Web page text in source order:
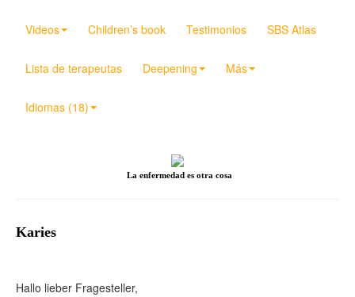
Videos Children’s book Testimonios SBS Atlas
Lista de terapeutas Deepening Más
Idiomas (18)
La enfermedad es otra cosa
Karies
Hallo lieber Fragesteller,